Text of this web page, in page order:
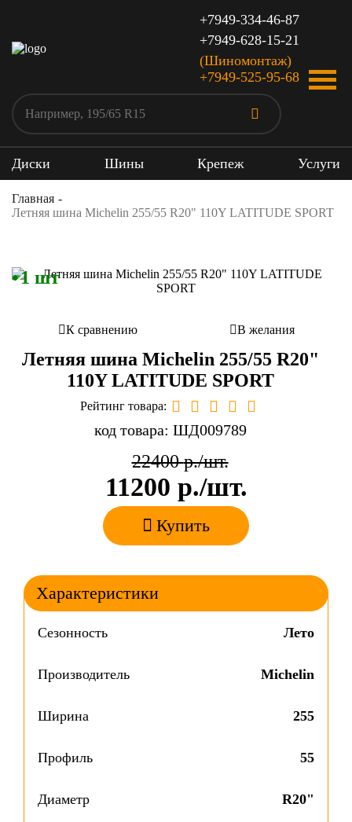
+7949-334-46-87
+7949-628-15-21
(Шиномонтаж)
+7949-525-95-68
Диски Шины Крепеж Услуги
Главная
Летняя шина Michelin 255/55 R20" 110Y LATITUDE SPORT
1 шт
К сравнению В желания
Летняя шина Michelin 255/55 R20"
110Y LATITUDE SPORT
Рейтинг товара:
код товара: ШД009789
22400р./шт.
11200 р./шт.
Купить
Характеристики
Сезонность Лето
Производитель Michelin
Ширина 255
Профиль 55
Диаметр R20"